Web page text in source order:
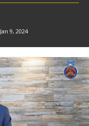
Jan 9, 2024